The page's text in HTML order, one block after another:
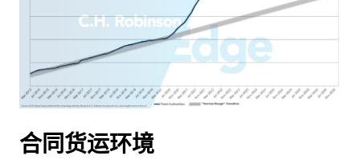
合同货运环境